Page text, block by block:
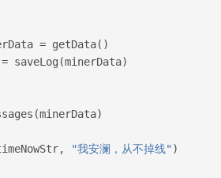
= getData()
saveLog(minerData)
"我安澜，从不掉线" )